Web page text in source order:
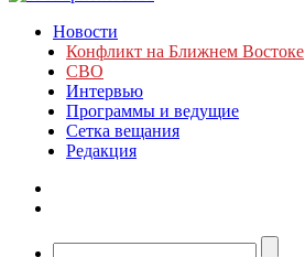
Новости
Конфликт на Ближнем Востоке
СВО
Интервью
Программы и ведущие
Сетка вещания
Редакция